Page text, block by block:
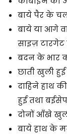
बाये पैर के
बाये या आगे
साइज़
बदन के भार
छाती खुली
दाहिने हाथ
हुई तथा
दोनों आँखे
बाये हाथ के